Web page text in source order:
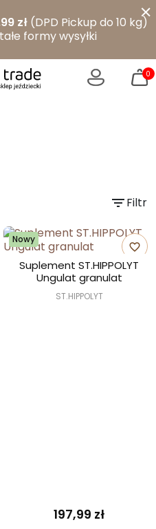
zł(DPD Pickup do 10 kg)
formy wysyłki
×
0
filter_listFiltr
Nowy
favorite_border
Suplement ST.HIPPOLYT
Ungulat granulat
ST.HIPPOLYT
197,99 zł